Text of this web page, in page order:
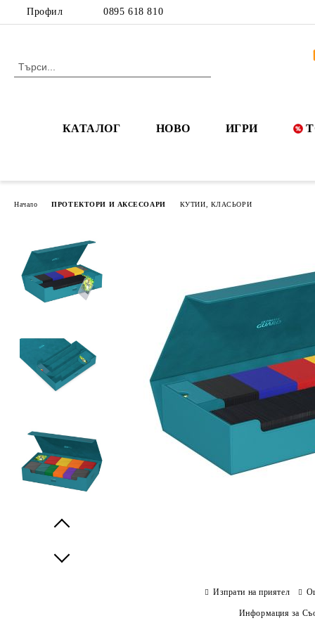
Профил 0895 618 810
КАТАЛОГ НОВО ИГРИ
Начало ПРОТЕКТОРИ И АКСЕСОАРИ КУТИИ, КЛАСЬОРИ
Изпрати на приятел
Информация за